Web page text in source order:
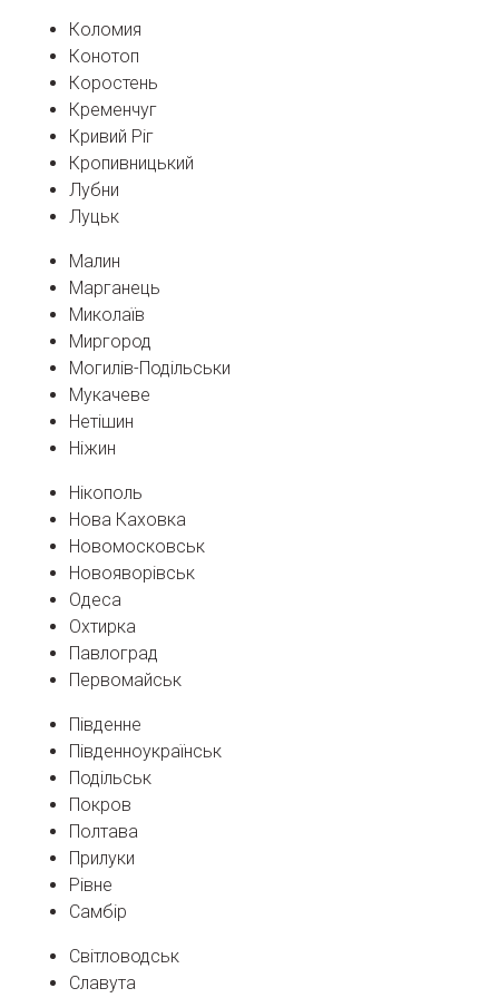
Коломия
Конотоп
Коростень
Кременчуг
Кривий Ріг
Кропивницький
Лубни
Луцьк
Малин
Марганець
Миколаїв
Миргород
Могилів-Подільськи
Мукачеве
Нетішин
Ніжин
Нікополь
Нова Каховка
Новомосковськ
Новояворівськ
Одеса
Охтирка
Павлоград
Первомайськ
Південне
Південноукраїнськ
Подільськ
Покров
Полтава
Прилуки
Рівне
Самбір
Світловодськ
Славута